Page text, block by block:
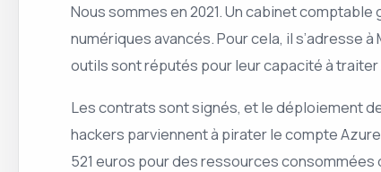
Nous sommes en 2021. Un cabinet
numériques avancés. Pour cela, il s’adresse
outils sont réputés pour leur capacité à
Les contrats sont signés, et le déploiement
hackers parviennent à pirater le compte
521 euros pour des ressources consommées